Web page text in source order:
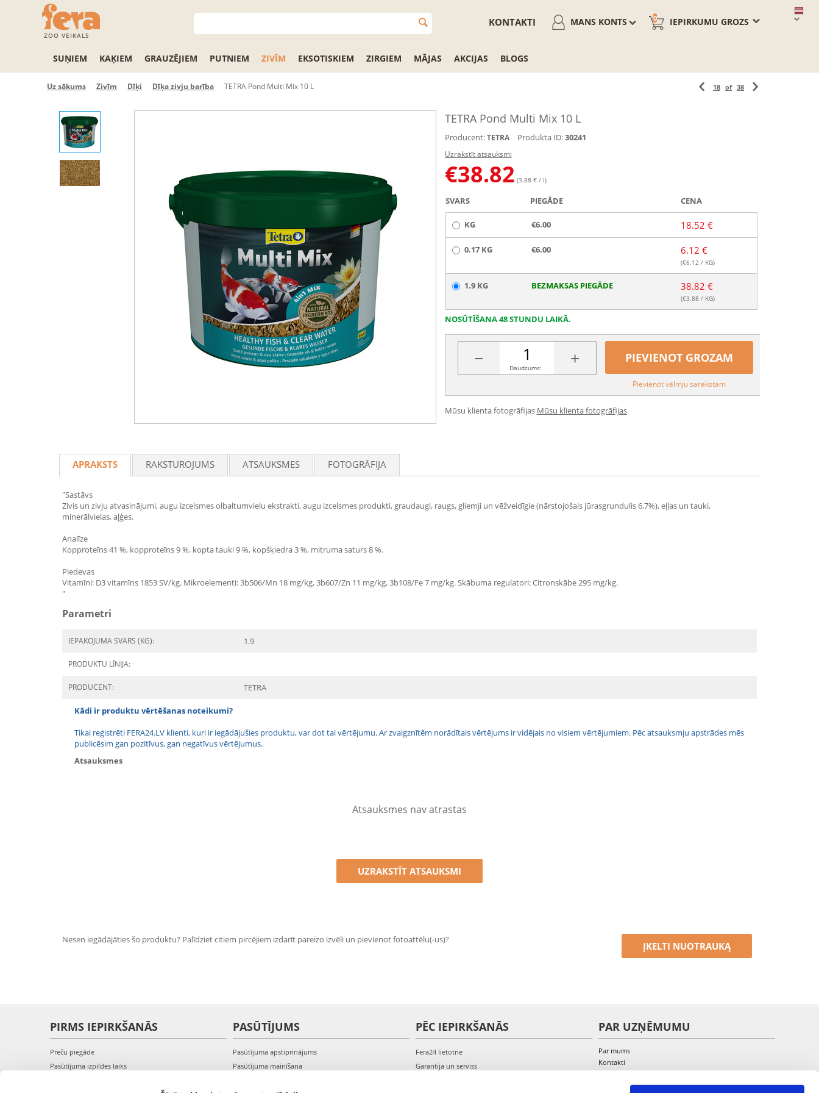
ZOO VEIKALS
IEPIRKUMU GROZS
0
MANS KONTS
KONTAKTI
SUŅIEM KAĶIEM GRAUZĒJIEM PUTNIEM ZIVĪM EKSOTISKIEM ZIRGIEM MĀJAS AKCIJAS BLOGS
Uz sākums Zivīm Dīķi Dīķa zivju barība TETRA Pond Multi Mix 10 L 18 of 38
TETRA Pond Multi Mix 10 L
Producent: TETRA Produkta ID:30241
Uzrakstīt atsauksmi
€38.82 (3.88 € / l)
SVARS PIEGĀDE CENA
KG €6.00 18.52 €
0.17 KG €6.00 6.12 €
(€6.12 / KG)
1.9 KG BEZMAKSAS PIEGĀDE 38.82 €
(€3.88 / KG)
NOSŪTĪŠANA 48 STUNDU LAIKĀ.
− +
Daudzums:
PIEVIENOT GROZAM
Pievienot vēlmju sarakstam
Mūsu klienta fotogrāfijas Mūsu klienta fotogrāfijas
APRAKSTS RAKSTUROJUMS ATSAUKSMES FOTOGRĀFIJA
"Sastāvs
Zivis un zivju atvasinājumi, augu izcelsmes olbaltumvielu ekstrakti, augu izcelsmes produkti, graudaugi, raugs, gliemji un vēžveidīgie (nārstojošais jūrasgrundulis 6,7%), eļļas un tauki,
minerālvielas, aļģes.
Analīze
Kopproteīns 41 %, kopproteīns 9 %, kopta tauki 9 %, kopšķiedra 3 %, mitruma saturs 8 %.
Piedevas
Vitamīni: D3 vitamīns 1853 SV/kg. Mikroelementi: 3b506/Mn 18 mg/kg, 3b607/Zn 11 mg/kg, 3b108/Fe 7 mg/kg. Skābuma regulatori: Citronskābe 295 mg/kg.
"
Parametri
IEPAKOJUMA SVARS (KG): 1.9
PRODUKTU LĪNIJA:
PRODUCENT: TETRA
Kādi ir produktu vērtēšanas noteikumi?
Tikai reģistrēti FERA24.LV klienti, kuri ir iegādājušies produktu, var dot tai vērtējumu. Ar zvaigznītēm norādītais vērtējums ir vidējais no visiem vērtējumiem. Pēc atsauksmju apstrādes mēs
publicēsim gan pozitīvus, gan negatīvus vērtējumus.
Atsauksmes
Atsauksmes nav atrastas
UZRAKSTĪT ATSAUKSMI
Nesen iegādājāties šo produktu? Palīdziet citiem pircējiem izdarīt pareizo izvēli un pievienot fotoattēlu(-us)?
ĮKELTI NUOTRAUKĄ
PIRMS IEPIRKŠANĀS
Preču piegāde
Pasūtījuma izpildes laiks
PASŪTĪJUMS
Pasūtījuma apstiprinājums
Pasūtījuma mainīšana
PĒC IEPIRKŠANĀS
Fera24 lietotne
Garantija un serviss
PAR UZŅĒMUMU
Par mums
Kontakti